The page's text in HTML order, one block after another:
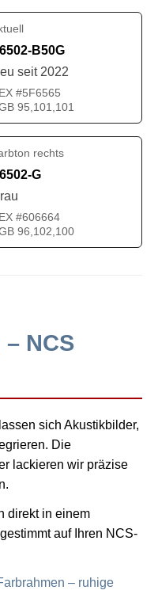
B50G
seit 2022
#5F6565
95,101,101
rechts
G
#606664
96,102,100
NCS
sich Akustikbilder,
Die
lackieren wir präzise
direkt in einem
auf Ihren NCS-
– ruhige